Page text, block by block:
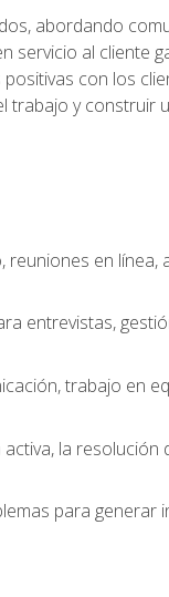
abordando
servicio al cliente
con los
trabajo y construir
en línea,
entrevistas,
trabajo en
la resolución
para generar